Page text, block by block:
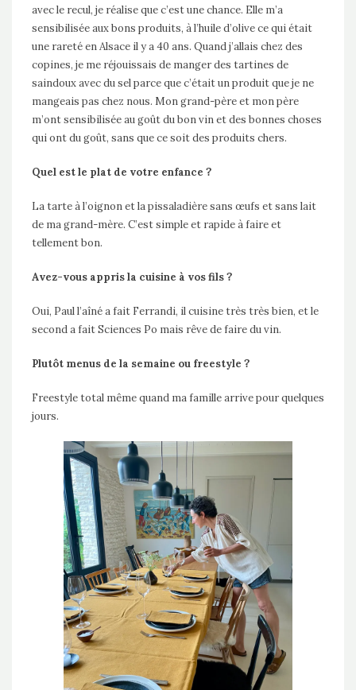
avec le recul, je réalise que c’est une chance. Elle m’a
sensibilisée aux bons produits, à l’huile d’olive ce qui était
une rareté en Alsace il y a 40 ans. Quand j’allais chez des
copines, je me réjouissais de manger des tartines de
saindoux avec du sel parce que c’était un produit que je ne
mangeais pas chez nous. Mon grand-père et mon père
m’ont sensibilisée au goût du bon vin et des bonnes choses
qui ont du goût, sans que ce soit des produits chers.
Quel est le plat de votre enfance ?
La tarte à l’oignon et la pissaladière sans œufs et sans lait
de ma grand-mère. C’est simple et rapide à faire et
tellement bon.
Avez-vous appris la cuisine à vos fils ?
Oui, Paul l’aîné a fait Ferrandi, il cuisine très très bien, et le
second a fait Sciences Po mais rêve de faire du vin.
Plutôt menus de la semaine ou freestyle ?
Freestyle total même quand ma famille arrive pour quelques
jours.